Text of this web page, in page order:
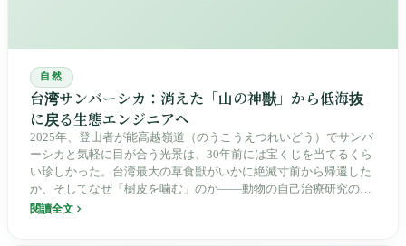
自然
台湾サンバーシカ：消えた「山の神獣」から低海抜
に戻る生態エンジニアへ
2025年、登山者が能高越嶺道（のうこうえつれいどう）でサンバ
ーシカと気軽に目が合う光景は、30年前には宝くじを当てるくら
い珍しかった。台湾最大の草食獣がいかに絶滅寸前から帰還した
か、そしてなぜ「樹皮を噛む」のか——動物の自己治療研究の発
見、台湾高山生態の複雑なバランス、そして原住民族の文化的記
閱讀全文